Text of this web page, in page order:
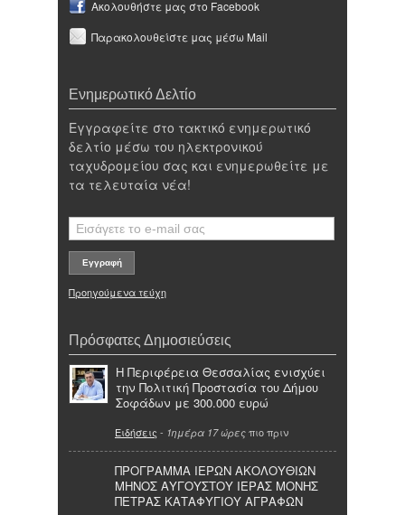
Ακολουθήστε μας στο Facebook
Παρακολουθείστε μας μέσω Mail
Ενημερωτικό Δελτίο
Εγγραφείτε στο τακτικό ενημερωτικό
δελτίο μέσω του ηλεκτρονικού
ταχυδρομείου σας και ενημερωθείτε με
τα τελευταία νέα!
Προηγούμενα τεύχη
Πρόσφατες Δημοσιεύσεις
Η Περιφέρεια Θεσσαλίας ενισχύει
την Πολιτική Προστασία του Δήμου
Σοφάδων με 300.000 ευρώ
Ειδήσεις - 1ημέρα 17 ώρες πιο πριν
ΠΡΟΓΡΑΜΜΑ ΙΕΡΩΝ ΑΚΟΛΟΥΘΙΩΝ
ΜΗΝΟΣ ΑΥΓΟΥΣΤΟΥ ΙΕΡΑΣ ΜΟΝΗΣ
ΠΕΤΡΑΣ ΚΑΤΑΦΥΓΙΟΥ ΑΓΡΑΦΩΝ